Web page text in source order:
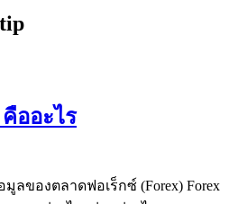
ออะไร
ลของตลาดฟอเร็กซ์ (Forex) Forex